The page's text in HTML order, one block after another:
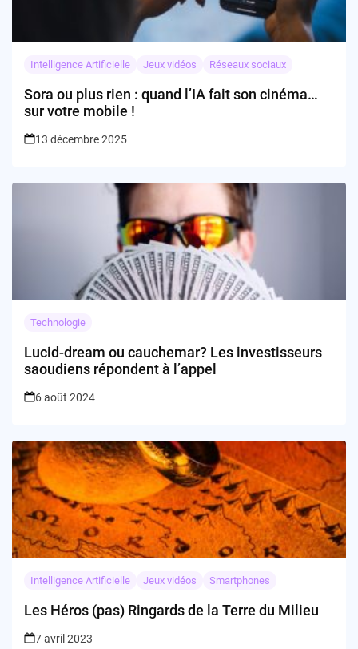
Intelligence Artificielle Jeux vidéos Réseaux sociaux
Sora ou plus rien : quand l’IA fait son cinéma…
sur votre mobile !
13 décembre 2025
Technologie
Lucid-dream ou cauchemar? Les investisseurs
saoudiens répondent à l’appel
6 août 2024
Intelligence Artificielle Jeux vidéos Smartphones
Les Héros (pas) Ringards de la Terre du Milieu
7 avril 2023